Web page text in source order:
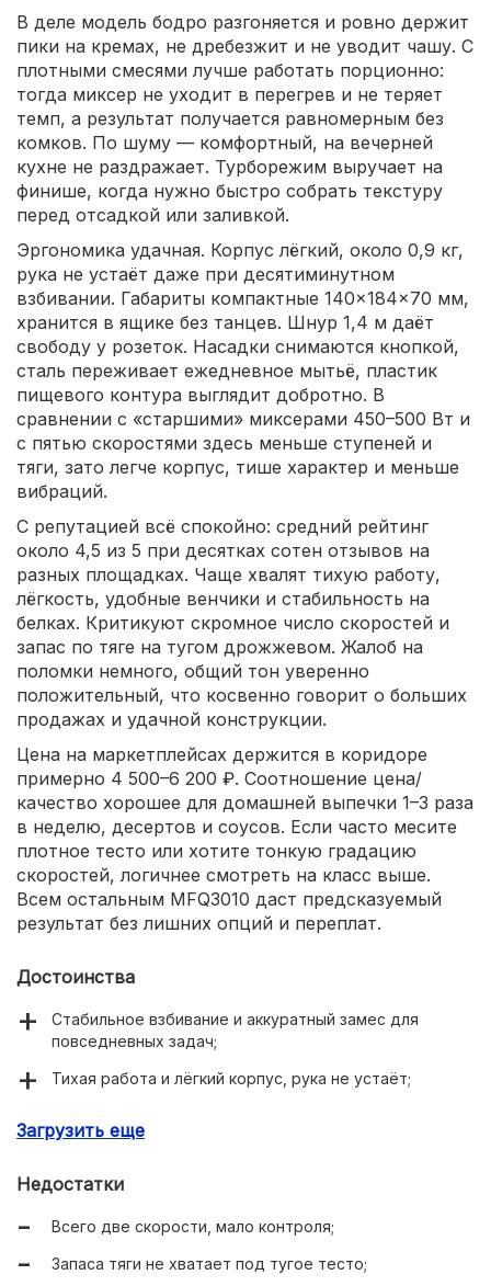
В деле модель бодро разгоняется и ровно держит
пики на кремах, не дребезжит и не уводит чашу. С
плотными смесями лучше работать порционно:
тогда миксер не уходит в перегрев и не теряет
темп, а результат получается равномерным без
комков. По шуму — комфортный, на вечерней
кухне не раздражает. Турборежим выручает на
финише, когда нужно быстро собрать текстуру
перед отсадкой или заливкой.
Эргономика удачная. Корпус лёгкий, около 0,9 кг,
рука не устаёт даже при десятиминутном
взбивании. Габариты компактные 140×184×70 мм,
хранится в ящике без танцев. Шнур 1,4 м даёт
свободу у розеток. Насадки снимаются кнопкой,
сталь переживает ежедневное мытьё, пластик
пищевого контура выглядит добротно. В
сравнении с «старшими» миксерами 450–500 Вт и
с пятью скоростями здесь меньше ступеней и
тяги, зато легче корпус, тише характер и меньше
вибраций.
С репутацией всё спокойно: средний рейтинг
около 4,5 из 5 при десятках сотен отзывов на
разных площадках. Чаще хвалят тихую работу,
лёгкость, удобные венчики и стабильность на
белках. Критикуют скромное число скоростей и
запас по тяге на тугом дрожжевом. Жалоб на
поломки немного, общий тон уверенно
положительный, что косвенно говорит о больших
продажах и удачной конструкции.
Цена на маркетплейсах держится в коридоре
примерно 4 500–6 200 ₽. Соотношение цена/
качество хорошее для домашней выпечки 1–3 раза
в неделю, десертов и соусов. Если часто месите
плотное тесто или хотите тонкую градацию
скоростей, логичнее смотреть на класс выше.
Всем остальным MFQ3010 даст предсказуемый
результат без лишних опций и переплат.
Достоинства
Стабильное взбивание и аккуратный замес для
повседневных задач;
Тихая работа и лёгкий корпус, рука не устаёт;
кнопка снятия;
Загрузить еще
Недостатки
Всего две скорости, мало контроля;
Запаса тяги не хватает под тугое тесто;